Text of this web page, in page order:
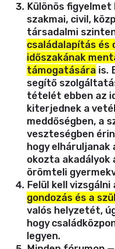
Különös
szakmai, civil,
társadalmi
családalapítás és
időszakának
támogatására is.
segítő
tételét ebben az
kiterjednek a
meddőségben, a
veszteségben
hogy elháruljanak
okozta akadályok
örömteli
Felül kell vizsgálni
gondozás és a
valós helyzetét,
hogy
legyen.